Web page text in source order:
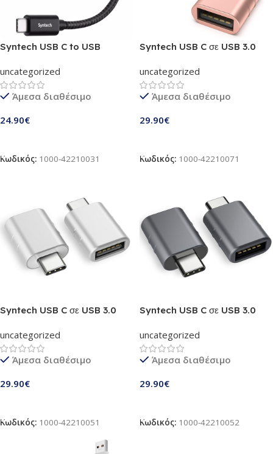
Syntech USB C to USB
uncategorized
Άμεσα διαθέσιμο
24.90€
Κωδικός: 1000-42210031
Syntech USB C σε USB 3.0
MacBook Pro
2019/2018/2017 / Air 2018 | 2
τεμάχια | Rose Gold (M3-
uncategorized
Άμεσα διαθέσιμο
29.90€
Κωδικός: 1000-42210071
Syntech USB C σε USB 3.0
MacBook Pro
2019/2018/2017 / Air 2018 | 2
τεμάχια | Silver (M3- SILBER)
uncategorized
Άμεσα διαθέσιμο
29.90€
Κωδικός: 1000-42210051
Syntech USB C σε USB 3.0
MacBook Pro
2019/2018/2017 / Air 2018 | 2
τεμάχια | Space grey (MARK3)
uncategorized
Άμεσα διαθέσιμο
29.90€
Κωδικός: 1000-42210052